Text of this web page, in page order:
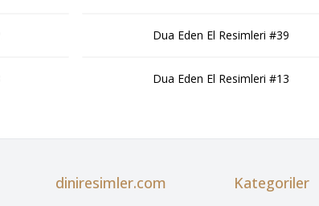
Dua Eden El Resimleri #39
Dua Eden El Resimleri #13
diniresimler.com Kategoriler